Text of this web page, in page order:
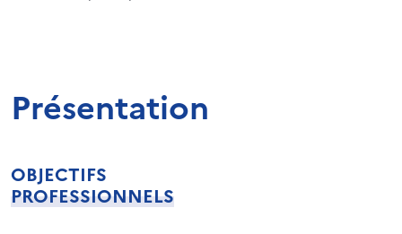
Présentation
OBJECTIFS
PROFESSIONNELS